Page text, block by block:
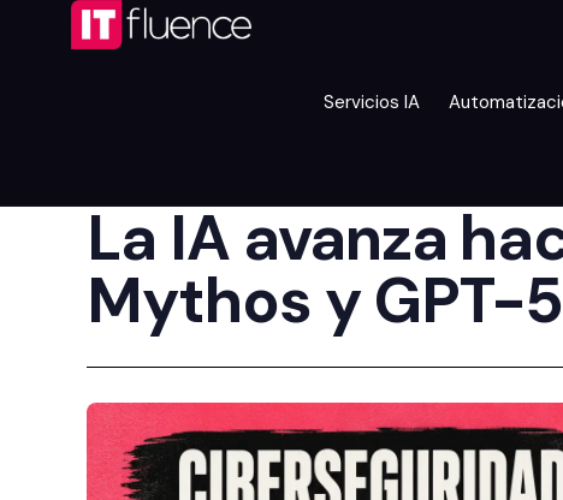
Servicios IA
La IA avanza
Mythos y GPT-